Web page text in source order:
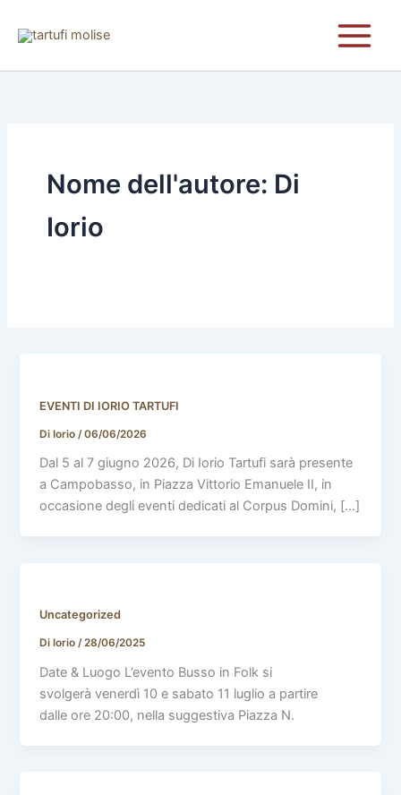
Nome dell'autore: Di
Iorio
EVENTI DI IORIO TARTUFI
Di Iorio /06/06/2026
Dal 5 al 7 giugno 2026, Di Iorio Tartufi sarà presente
a Campobasso, in Piazza Vittorio Emanuele II, in
occasione degli eventi dedicati al Corpus Domini, […]
Uncategorized
Di Iorio/28/06/2025
Date & Luogo L’evento Busso in Folk si
svolgerà venerdì 10 e sabato 11 luglio a partire
dalle ore 20:00, nella suggestiva Piazza N.